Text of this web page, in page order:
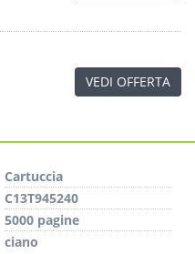
VEDI OFFERTA
Cartuccia
C13T945240
5000 pagine
ciano